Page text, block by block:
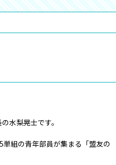
水梨晃士です。
組の青年部員が集まる「盟友の